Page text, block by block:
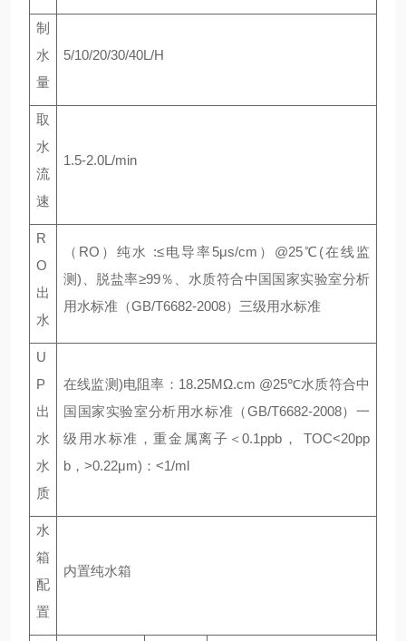
制
水
量
5/10/20/30/40L/H
取
水
流
速
1.5-2.0L/min
R
O
出
水
（RO）纯水 :≤电导率5μs/cm）@25℃(在线监
测)、脱盐率≥99％、水质符合中国国家实验室分析
用水标准（GB/T6682-2008）三级用水标准
U
P
出
水
水
质
在线监测)电阻率：18.25MΩ.cm @25℃水质符合中
国国家实验室分析用水标准（GB/T6682-2008）一
级用水标准，重金属离子＜0.1ppb， TOC<20pp
b，>0.22μm)：<1/ml
水
箱
配
置
内置纯水箱